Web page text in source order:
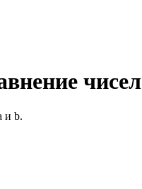
чисел
и b.